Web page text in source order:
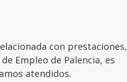
con prestaciones,
Empleo de Palencia, es
atendidos.